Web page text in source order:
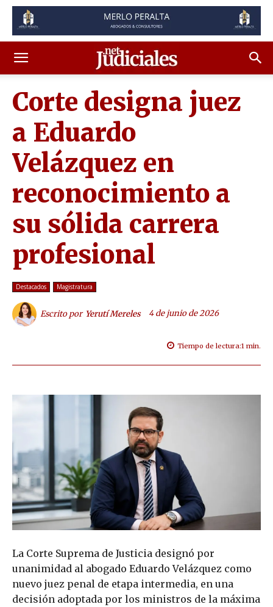
Corte designa juez
a Eduardo
Velázquez en
reconocimiento a
su sólida carrera
profesional
Destacados Magistratura
Escrito por Yerutí Mereles 4 de junio de 2026
Tiempo de lectura:1 min.
La Corte Suprema de Justicia designó por
unanimidad al abogado Eduardo Velázquez como
nuevo juez penal de etapa intermedia, en una
decisión adoptada por los ministros de la máxima